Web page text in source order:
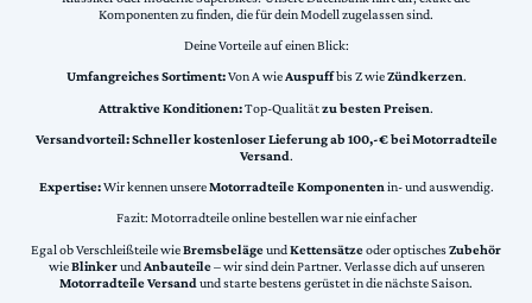
Komponenten zu finden, die für dein Modell zugelassen sind.
Deine Vorteile auf einen Blick:
Umfangreiches Sortiment:Von A wieAuspuffbis Z wieZündkerzen.
Attraktive Konditionen:Top-Qualitätzu besten Preisen.
Versandvorteil:Schneller kostenloser Lieferung ab 100,-€ bei Motorradteile
Versand.
Expertise:Wir kennen unsereMotorradteile Komponentenin- und auswendig.
Fazit: Motorradteile online bestellen war nie einfacher
Egal ob Verschleißteile wieBremsbelägeundKettensätzeoder optischesZubehör
wieBlinkerundAnbauteile– wir sind dein Partner. Verlasse dich auf unseren
Motorradteile Versand und starte bestens gerüstet in die nächste Saison.